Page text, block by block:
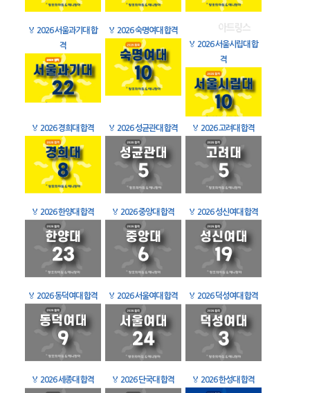
🏅 2026 서울과기대 합
격
🏅 2026 숙명여대 합격
🏅 2026 서울시립대 합
격
🏅 2026 경희대 합격 🏅 2026 성균관대 합격 🏅 2026 고려대 합격
🏅 2026 한양대 합격 🏅 2026 중앙대 합격 🏅 2026 성신여대 합격
🏅 2026 동덕여대 합격 🏅 2026 서울여대 합격 🏅 2026 덕성여대 합격
🏅 2026 세종대 합격 🏅 2026 단국대 합격 🏅 2026 한성대 합격